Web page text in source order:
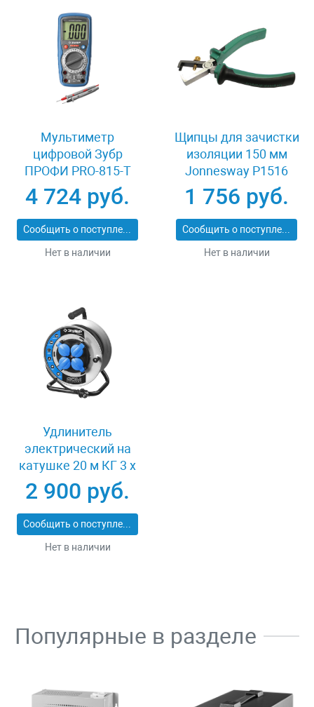
Мультиметр
цифровой Зубр
ПРОФИ PRO-815-Т
59815-T
4 724 руб.
Сообщить о поступлении
Нет в наличии
Щипцы для зачистки
изоляции 150 мм
Jonnesway P1516
1 756 руб.
Сообщить о поступлении
Нет в наличии
Удлинитель
электрический на
катушке 20 м КГ 3 х
1.5кв мм 4 гнезда
Зубр ПРОФИ 55085-
20
2 900 руб.
Сообщить о поступлении
Нет в наличии
Популярные в разделе